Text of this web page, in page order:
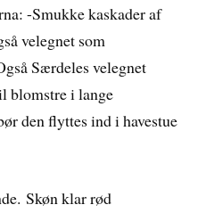
-Smukke kaskader af
velegnet som
Særdeles velegnet
blomstre i lange
den flyttes ind i havestue
Skøn klar rød